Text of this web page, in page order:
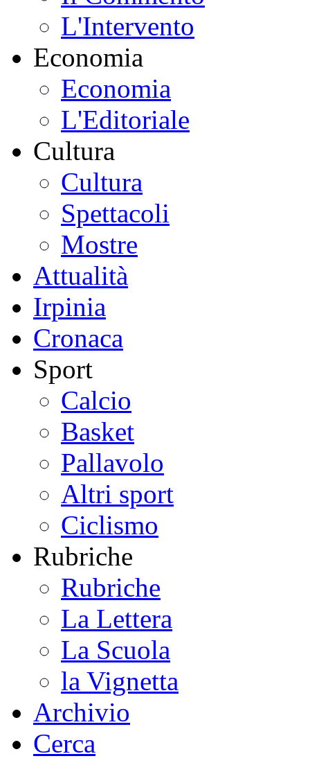
L'Intervento
Economia
Economia
L'Editoriale
Cultura
Cultura
Spettacoli
Mostre
Attualità
Irpinia
Cronaca
Sport
Calcio
Basket
Pallavolo
Altri sport
Ciclismo
Rubriche
Rubriche
La Lettera
La Scuola
la Vignetta
Archivio
Cerca